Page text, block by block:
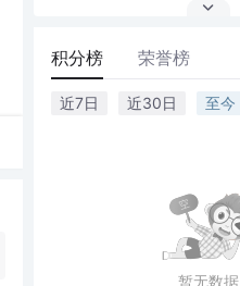
积分榜 荣誉榜
近7日 近30日 至今
暂无数据